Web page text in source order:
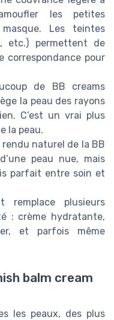
les petites
Les teintes
etc.) permettent de
correspondance pour
de BB creams
la peau des rayons
C’est un vrai plus
la peau.
rendu naturel de la BB
peau nue, mais
parfait entre soin et
plusieurs
: crème hydratante,
et parfois même
balm cream
les peaux, des plus